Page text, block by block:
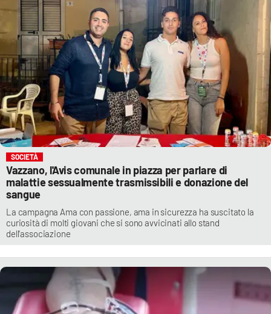
SOCIETÀ
Vazzano, l'Avis comunale in piazza per parlare di
malattie sessualmente trasmissibili e donazione del
sangue
La campagna Ama con passione, ama in sicurezza ha suscitato la
curiosità di molti giovani che si sono avvicinati allo stand
dell'associazione